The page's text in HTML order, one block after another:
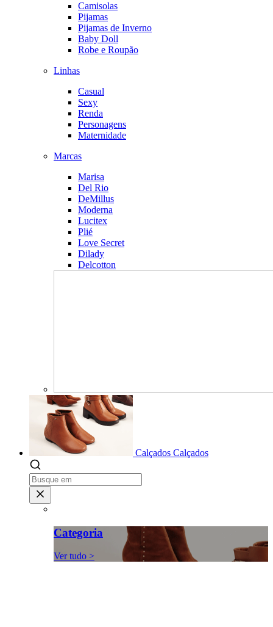
Camisolas
Pijamas
Pijamas de Inverno
Baby Doll
Robe e Roupão
Linhas
Casual
Sexy
Renda
Personagens
Maternidade
Marcas
Marisa
Del Rio
DeMillus
Moderna
Lucitex
Plié
Love Secret
Dilady
Delcotton
Calçados Calçados
Categoria
Ver tudo >